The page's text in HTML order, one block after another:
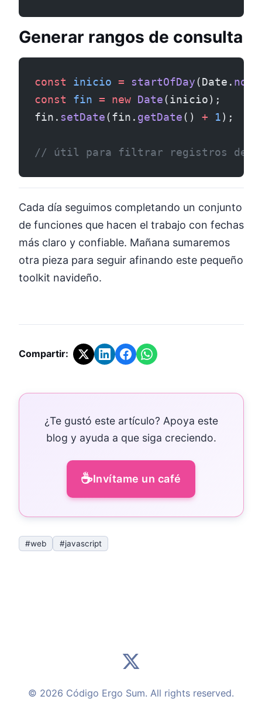
Generar rangos de consulta
const inicio = startOfDay(Date. now
const fin = new Date(inicio);
fin. setDate(fin. getDate() + 1);
// útil para filtrar registros del
Cada día seguimos completando un conjunto
de funciones que hacen el trabajo con fechas
más claro y confiable. Mañana sumaremos
otra pieza para seguir afinando este pequeño
toolkit navideño.
Compartir:
¿Te gustó este artículo? Apoya este
blog y ayuda a que siga creciendo.
☕Invítame un café
#web #javascript
© 2026 Código Ergo Sum. All rights reserved.